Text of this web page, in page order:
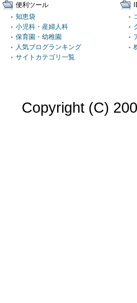
便利ツール
知恵袋
小児科・産婦人科
保育園・幼稚園
人気ブログランキング
サイトカテゴリ一覧
Copyright (C)